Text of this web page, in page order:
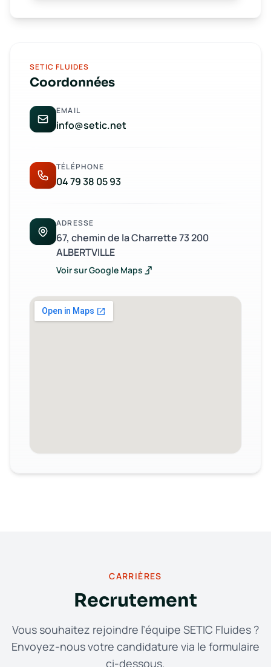
SETIC FLUIDES
Coordonnées
EMAIL
info@setic.net
TÉLÉPHONE
04 79 38 05 93
ADRESSE
67, chemin de la Charrette 73 200
ALBERTVILLE
Voir sur Google Maps
CARRIÈRES
Recrutement
Vous souhaitez rejoindre l’équipe SETIC Fluides ?
Envoyez-nous votre candidature via le formulaire
ci-dessous.